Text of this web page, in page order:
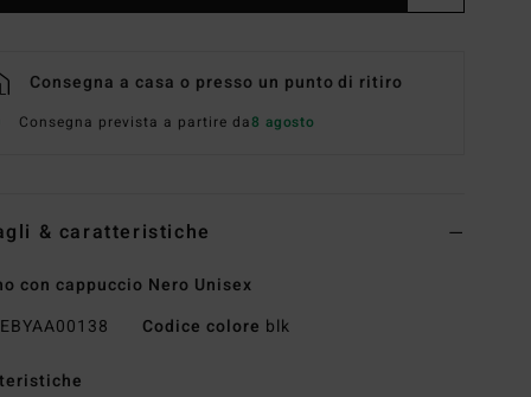
Consegna a casa o presso un punto di ritiro
Consegna prevista a partire da8 agosto
& caratteristiche
con cappuccio Nero Unisex
EBYAA00138 Codice colore blk